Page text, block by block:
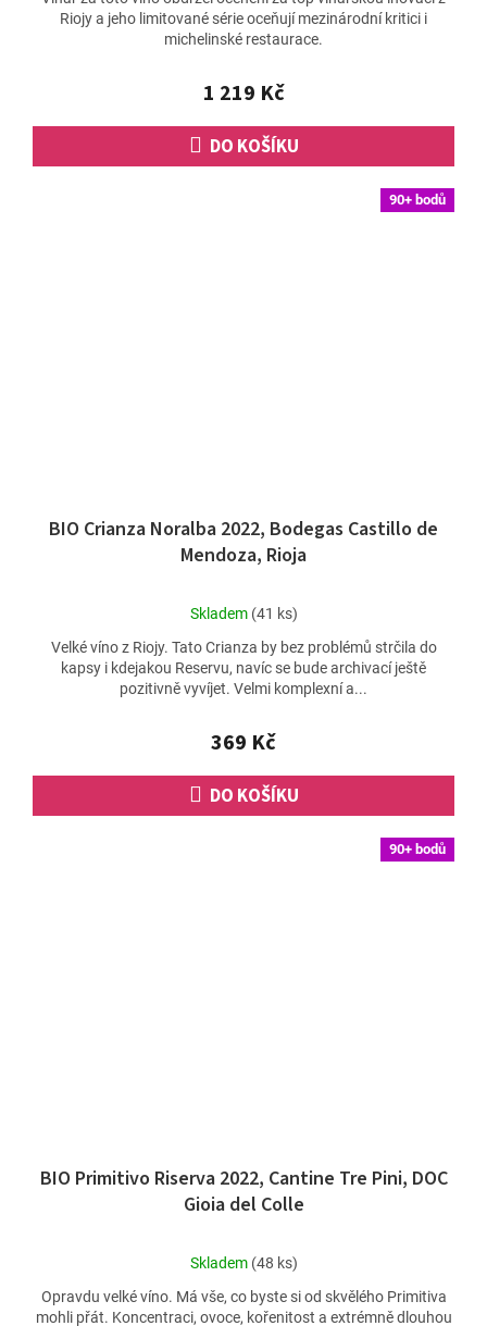
1 219 Kč
DO KOŠÍKU
Riojy a jeho limitované série oceňují mezinárodní kritici i
michelinské restaurace.
90+ bodů
BIO Crianza Noralba 2022, Bodegas Castillo de
Mendoza, Rioja
Průměrné
produktu
je
4,7
5
hvězdiček.
Skladem (41 ks)
369 Kč
DO KOŠÍKU
Velké víno z Riojy. Tato Crianza by bez problémů strčila do
kapsy i kdejakou Reservu, navíc se bude archivací ještě
pozitivně vyvíjet. Velmi komplexní a...
90+ bodů
BIO Primitivo Riserva 2022, Cantine Tre Pini, DOC
Gioia del Colle
Průměrné
produktu
je
Skladem (48 ks)
Opravdu velké víno. Má vše, co byste si od skvělého Primitiva
mohli přát. Koncentraci, ovoce, kořenitost a extrémně dlouhou